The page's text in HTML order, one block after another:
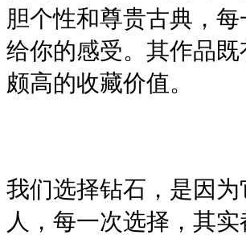
胆个性和尊贵古典，
给你的感受。其作品
颇高的收藏价值。
我们选择钻石，是因
人，每一次选择，其